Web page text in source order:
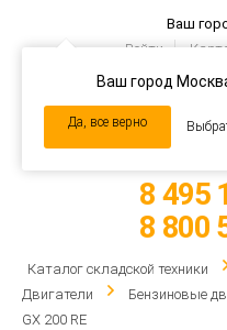
Ваш
Ваш город
Да, все верно
Войти
navigation
8 495
8 800
Каталог складской техники
Двигатели
Бензиновые
GX 200 RE